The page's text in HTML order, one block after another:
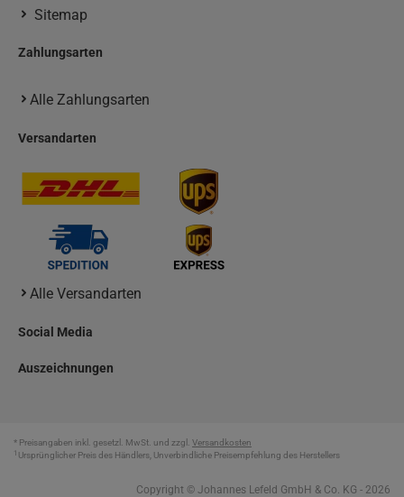
Sitemap
Zahlungsarten
Alle Zahlungsarten
Versandarten
Alle Versandarten
Social Media
Auszeichnungen
* Preisangaben inkl. gesetzl. MwSt. und zzgl. Versandkosten
1 Ursprünglicher Preis des Händlers, Unverbindliche Preisempfehlung des Herstellers
Copyright © Johannes Lefeld GmbH & Co. KG - 2026